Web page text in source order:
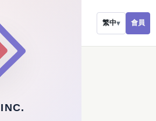
繁中▾ 會員